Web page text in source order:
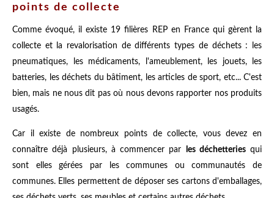
points de collecte
Comme évoqué, il existe 19 filières REP en France qui gèrent la
collecte et la revalorisation de différents types de déchets : les
pneumatiques, les médicaments, l'ameublement, les jouets, les
batteries, les déchets du bâtiment, les articles de sport, etc... C'est
bien, mais ne nous dit pas où nous devons rapporter nos produits
usagés.
Car il existe de nombreux points de collecte, vous devez en
connaître déjà plusieurs, à commencer par
les déchetteriesqui
sont elles gérées par les communes ou communautés de
communes. Elles permettent de déposer ses cartons d'emballages,